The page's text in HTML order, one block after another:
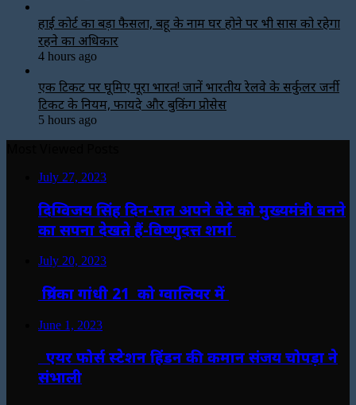
हाई कोर्ट का बड़ा फैसला, बहू के नाम घर होने पर भी सास को रहेगा
रहने का अधिकार
4 hours ago
एक टिकट पर घूमिए पूरा भारत! जानें भारतीय रेलवे के सर्कुलर जर्नी
टिकट के नियम, फायदे और बुकिंग प्रोसेस
5 hours ago
July 27, 2023
दिग्विजय सिंह दिन-रात अपने बेटे को मुख्यमंत्री बनने
का सपना देखते हैं-विष्णुदत्त शर्मा
July 20, 2023
प्रियंका गांधी 21 को ग्वालियर में
June 1, 2023
एयर फोर्स स्टेशन हिंडन की कमान संजय चोपड़ा ने
संभाली